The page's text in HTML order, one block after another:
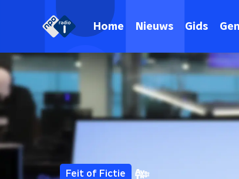
Home Nieuws Gids
Feit of Fictie